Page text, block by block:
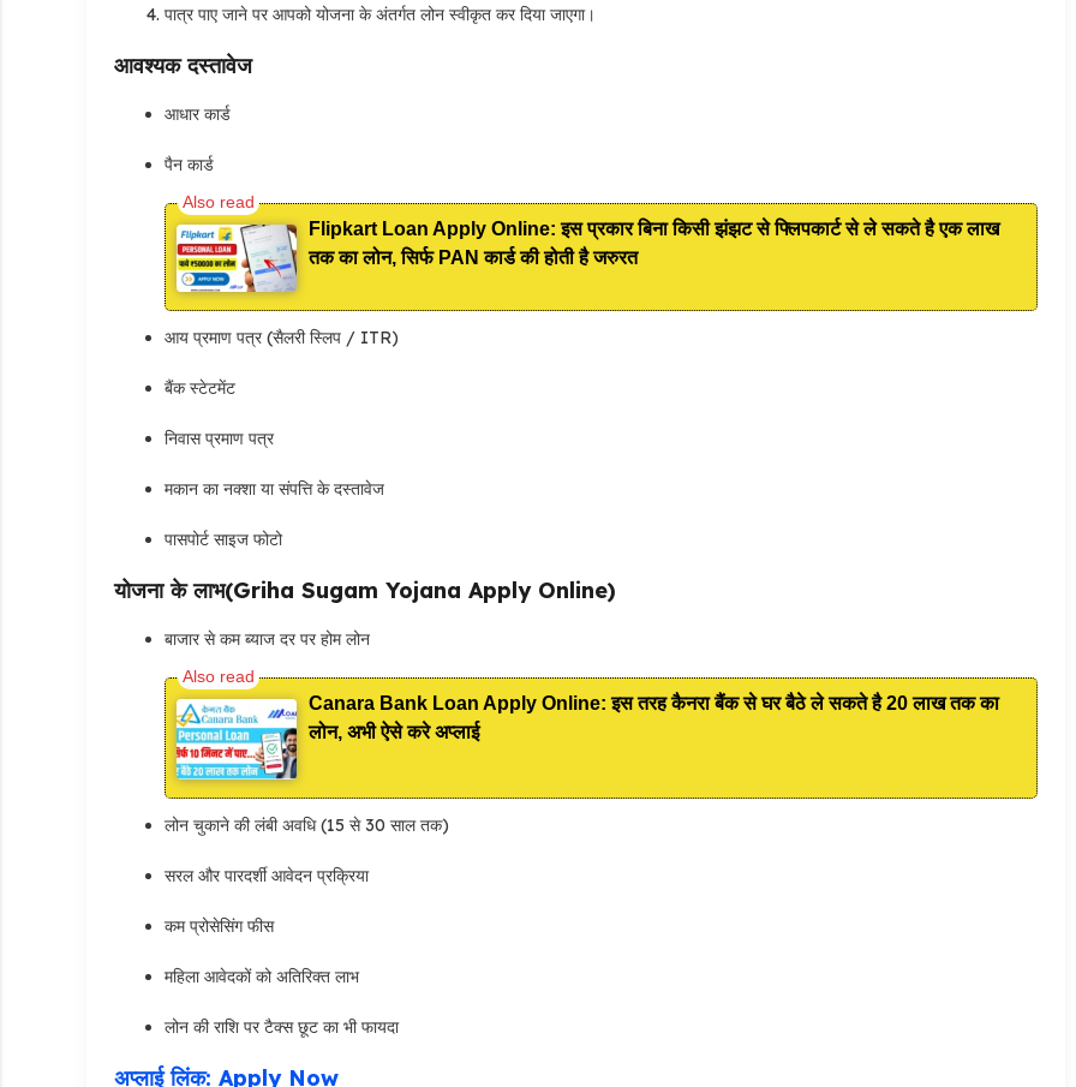
पात्र पाए जाने पर आपको योजना के अंतर्गत लोन स्वीकृत कर दिया जाएगा।
आवश्यक दस्तावेज
आधार कार्ड
पैन कार्ड
Flipkart Loan Apply Online: इस प्रकार बिना किसी झंझट से फ्लिपकार्ट से ले सकते है एक लाख
तक का लोन, सिर्फ PAN कार्ड की होती है जरुरत
आय प्रमाण पत्र (सैलरी स्लिप / ITR)
बैंक स्टेटमेंट
निवास प्रमाण पत्र
मकान का नक्शा या संपत्ति के दस्तावेज
पासपोर्ट साइज फोटो
योजना के लाभ(Griha Sugam Yojana Apply Online)
बाजार से कम ब्याज दर पर होम लोन
Canara Bank Loan Apply Online: इस तरह कैनरा बैंक से घर बैठे ले सकते है 20 लाख तक का
लोन, अभी ऐसे करे अप्लाई
लोन चुकाने की लंबी अवधि (15 से 30 साल तक)
सरल और पारदर्शी आवेदन प्रक्रिया
कम प्रोसेसिंग फीस
महिला आवेदकों को अतिरिक्त लाभ
लोन की राशि पर टैक्स छूट का भी फायदा
अप्लाई लिंक: Apply Now